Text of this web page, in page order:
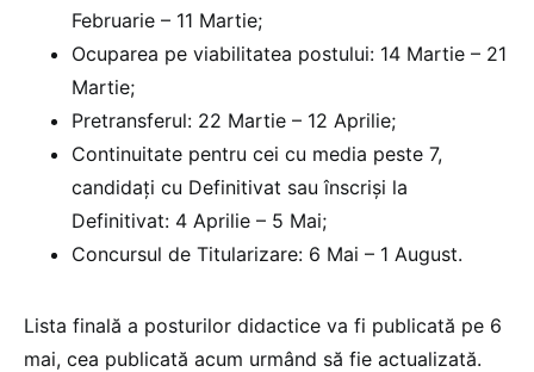
Februarie – 11 Martie;
Ocuparea pe viabilitatea postului: 14 Martie – 21
Martie;
Pretransferul: 22 Martie – 12 Aprilie;
Continuitate pentru cei cu media peste 7,
candidați cu Definitivat sau înscriși la
Definitivat: 4 Aprilie – 5 Mai;
Concursul de Titularizare: 6 Mai – 1 August.
Lista finală a posturilor didactice va fi publicată pe 6
mai, cea publicată acum urmând să fie actualizată.